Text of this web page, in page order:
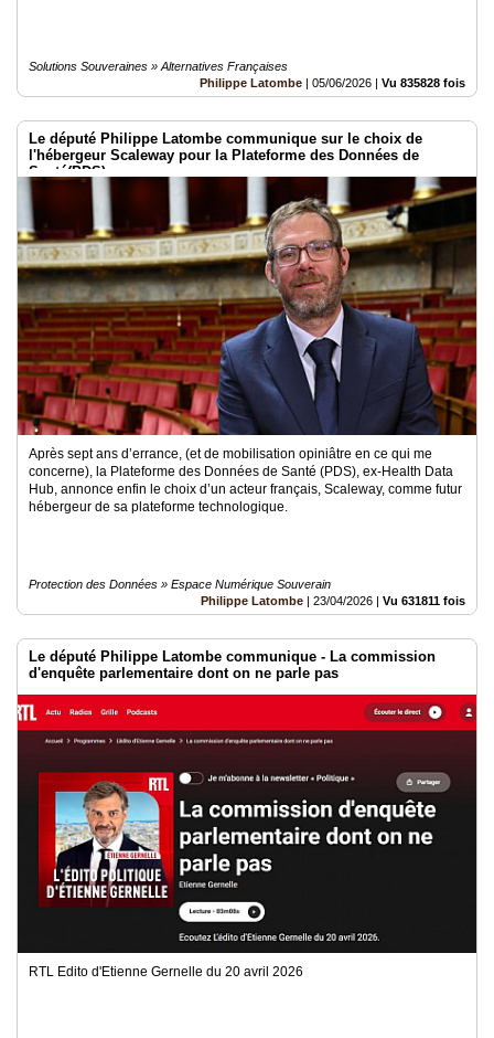
Solutions Souveraines » Alternatives Françaises
Philippe Latombe | 05/06/2026 | Vu 835828 fois
Le député Philippe Latombe communique sur le choix de
l'hébergeur Scaleway pour la Plateforme des Données de
Santé(PDS)
Après sept ans d’errance, (et de mobilisation opiniâtre en ce qui me
concerne), la Plateforme des Données de Santé (PDS), ex-Health Data
Hub, annonce enfin le choix d’un acteur français, Scaleway, comme futur
hébergeur de sa plateforme technologique.
Protection des Données » Espace Numérique Souverain
Philippe Latombe | 23/04/2026 | Vu 631811 fois
Le député Philippe Latombe communique - La commission
d'enquête parlementaire dont on ne parle pas
RTL Edito d'Etienne Gernelle du 20 avril 2026